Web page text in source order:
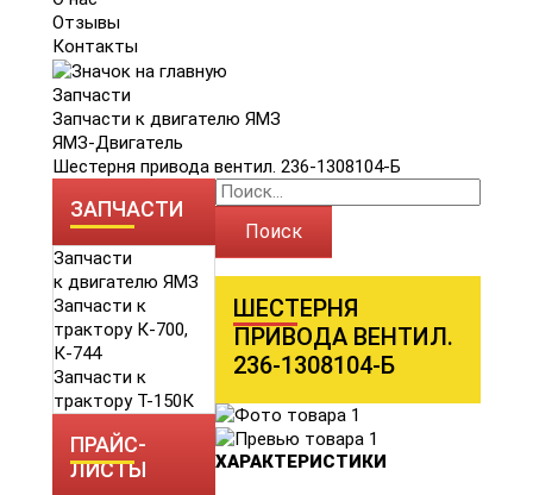
Отзывы
Контакты
Запчасти
Запчасти к двигателю ЯМЗ
ЯМЗ-Двигатель
Шестерня привода вентил. 236-1308104-Б
ЗАПЧАСТИ
Запчасти
к двигателю ЯМЗ
Запчасти к
трактору К-700,
К-744
Запчасти к
трактору Т-150К
ПРАЙС-
ЛИСТЫ
Поиск
ШЕСТЕРНЯ
ПРИВОДА ВЕНТИЛ.
236-1308104-Б
ХАРАКТЕРИСТИКИ